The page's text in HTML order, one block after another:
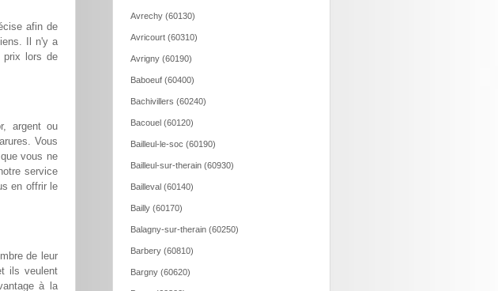
afin de
Il n'y a
prix lors de
argent ou
Vous
vous ne
service
en offrir le
de leur
ils veulent
à la
Avrechy (60130)
Avricourt (60310)
Avrigny (60190)
Baboeuf (60400)
Bachivillers (60240)
Bacouel (60120)
Bailleul-le-soc (60190)
Bailleul-sur-therain (60930)
Bailleval (60140)
Bailly (60170)
Balagny-sur-therain (60250)
Barbery (60810)
Bargny (60620)